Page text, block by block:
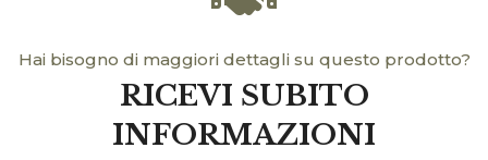
Hai bisogno di maggiori dettagli su questo prodotto?
RICEVI SUBITO
INFORMAZIONI